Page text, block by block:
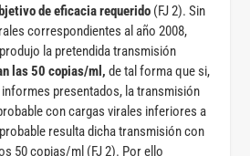
de eficacia requerido (FJ 2). Sin
correspondientes al año 2008,
la pretendida transmisión
las 50 copias/ml, de tal forma que si,
presentados, la transmisión
con cargas virales inferiores a
resulta dicha transmisión con
50 copias/ml (FJ 2). Por ello